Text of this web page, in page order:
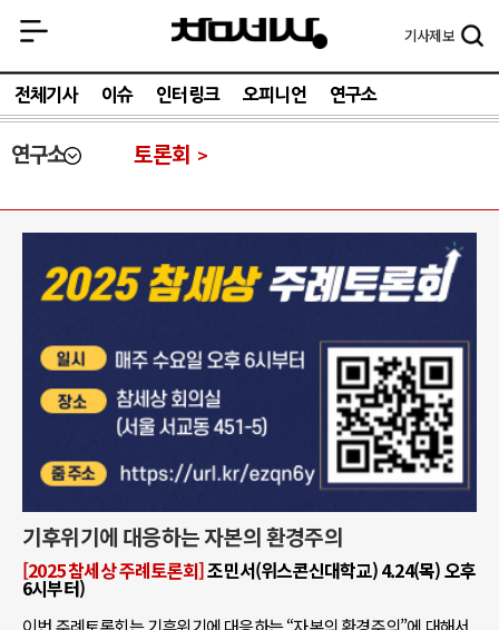
기사제보
전체기사 이슈 인터링크 오피니언 연구소
연구소 토론회
기후위기에 대응하는 자본의 환경주의
[2025 참세상 주례토론회]조민서(위스콘신대학교) 4.24(목) 오후
6시부터)